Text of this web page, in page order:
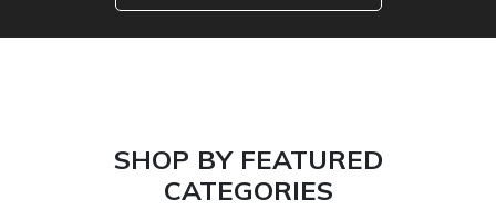
SHOP BY FEATURED
CATEGORIES